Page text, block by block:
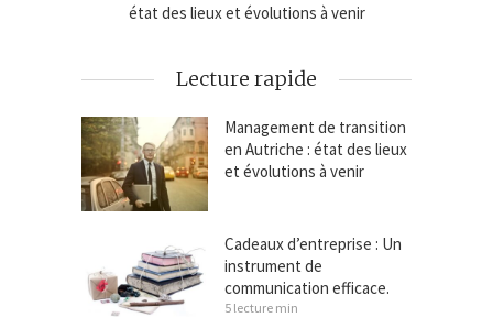
état des lieux et évolutions à venir
Lecture rapide
Management de transition
en Autriche : état des lieux
et évolutions à venir
Cadeaux d’entreprise : Un
instrument de
communication efficace.
5 lecture min